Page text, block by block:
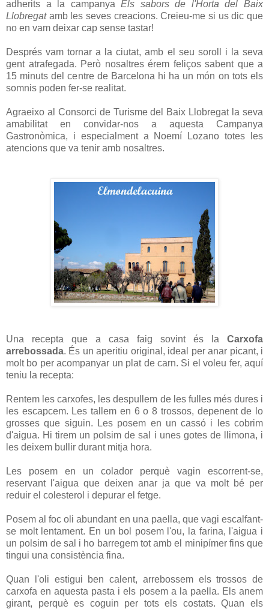
adherits a la campanyaEls sabors de l'Horta del Baix
Llobregatamb les seves creacions. Creieu-me si us dic que
no en vam deixar cap sense tastar!
Després vam tornar a la ciutat, amb el seu soroll i la seva
gent atrafegada. Però nosaltres érem feliços sabent que a
15 minuts del centre de Barcelona hi ha un món on tots els
somnis poden fer-se realitat.
Agraeixo al Consorci de Turisme del Baix Llobregat la seva
amabilitat en convidar-nos a aquesta Campanya
Gastronòmica, i especialment a Noemí Lozano totes les
atencions que va tenir amb nosaltres.
Una recepta que a casa faig sovint és la Carxofa
arrebossada. És un aperitiu original, ideal per anar picant, i
molt bo per acompanyar un plat de carn. Si el voleu fer, aquí
teniu la recepta:
Rentem les carxofes, les despullem de les fulles més dures i
les escapcem. Les tallem en 6 o 8 trossos, depenent de lo
grosses que siguin. Les posem en un cassó i les cobrim
d'aigua. Hi tirem un polsim de sal i unes gotes de llimona, i
les deixem bullir durant mitja hora.
Les posem en un colador perquè vagin escorrent-se,
reservant l'aigua que deixen anar ja que va molt bé per
reduir el colesterol i depurar el fetge.
Posem al foc oli abundant en una paella, que vagi escalfant-
se molt lentament. En un bol posem l'ou, la farina, l'aigua i
un polsim de sal i ho barregem tot amb el minipímer fins que
tingui una consistència fina.
Quan l'oli estigui ben calent, arrebossem els trossos de
carxofa en aquesta pasta i els posem a la paella. Els anem
girant, perquè es coguin per tots els costats. Quan els